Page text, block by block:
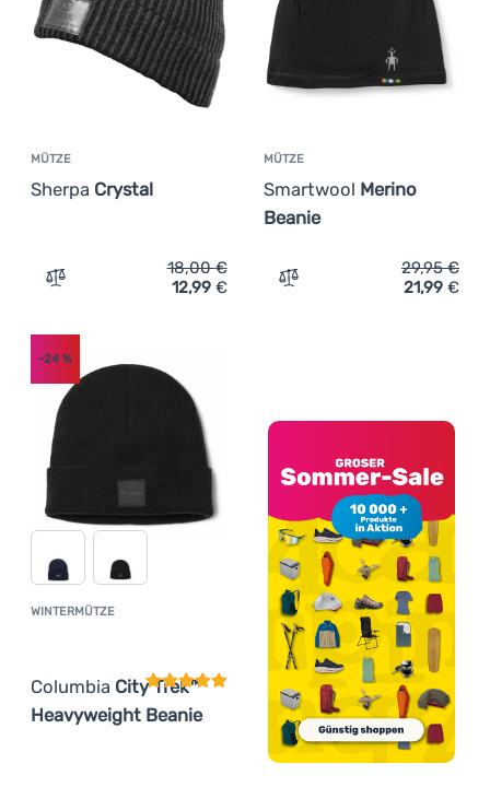
MÜTZE
Sherpa Crystal
Zum Vergleich 'Mütze Sherpa Crystal' hinzufügen
18,00€
12,99 €
MÜTZE
Smartwool Merino
Beanie
Zum Vergleich 'Mütze
29,95€
21,99 €
WINTERMÜTZE
Columbia City Trek™
Heavyweight Beanie
Kundenbewertung
-24 %